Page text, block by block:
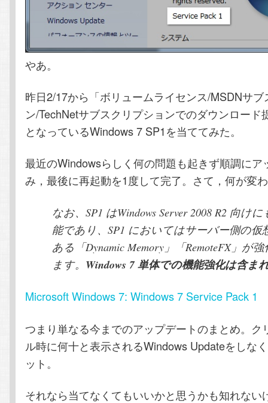
やあ。
昨日2/17から「ボリュームライセンス/MSDNサ
ン/TechNetサブスクリプションでのダウンロード
となっているWindows 7 SP1を当ててみた。
最近のWindowsらしく何の問題も起きず順調にア
み，最後に再起動を1度して完了。さて，何が変
なお、SP1 はWindows Server 2008 R2 向け
能であり、SP1 においてはサーバー側の仮
ある「Dynamic Memory」「RemoteFX」が
ます。 Windows 7 単体での機能強化は含ま
Microsoft Windows 7: Windows 7 Service Pack 1
つまり単なる今までのアップデートのまとめ。ク
ル時に何十と表示されるWindows Updateをしな
ット。
それなら当てなくてもいいかと思うかも知れない